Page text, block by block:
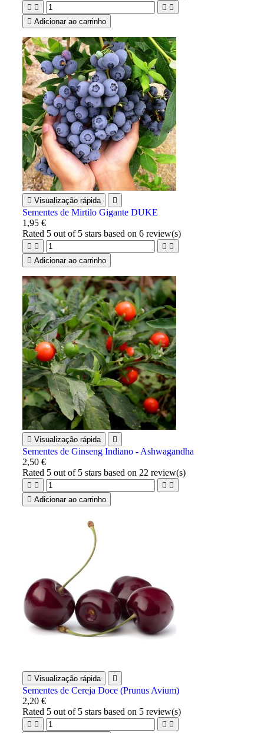
   
 Adicionar ao carrinho
 Visualização rápida 
Sementes de Mirtilo Gigante DUKE
1,95 €
Rated 5 out of 5 stars based on6 review(s)
   
 Adicionar ao carrinho
 Visualização rápida 
Sementes de Ginseng Indiano - Ashwagandha
2,50 €
Rated 5 out of 5 stars based on 22 review(s)
   
 Adicionar ao carrinho
 Visualização rápida 
Sementes de Cereja Doce (Prunus Avium)
2,20 €
Rated 5 out of 5 stars based on 5 review(s)
   